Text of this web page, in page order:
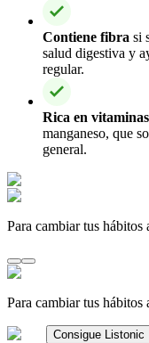
Contiene fibra si
salud digestiva y
regular.
Rica en
manganeso, que
general.
Para cambiar tus
Para cambiar tus
Consigue Listonic